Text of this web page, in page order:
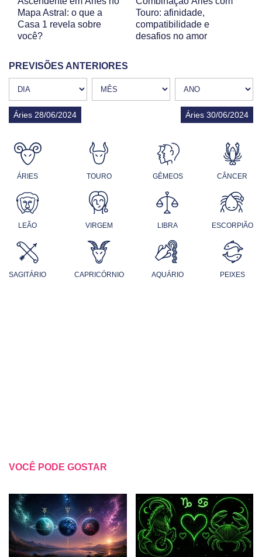
Mapa Astral: o que a
Casa 1 revela sobre
você?
Touro: afinidade,
compatibilidade e
desafios no amor
PREVISÕES ANTERIORES
Áries 28/06/2024 Áries 30/06/2024
ÁRIES TOURO GÊMEOS CÂNCER
LEÃO VIRGEM LIBRA ESCORPIÃO
SAGITÁRIO CAPRICÓRNIO AQUÁRIO PEIXES
VOCÊ PODE GOSTAR